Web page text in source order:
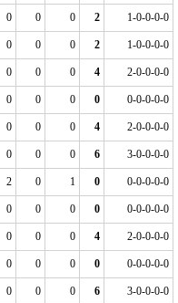
0 0 0 2 1-0-0-0-0
0 0 0 2 1-0-0-0-0
0 0 0 4 2-0-0-0-0
0 0 0 0 0-0-0-0-0
0 0 0 4 2-0-0-0-0
0 0 0 6 3-0-0-0-0
2 0 1 0 0-0-0-0-0
0 0 0 0 0-0-0-0-0
0 0 0 4 2-0-0-0-0
0 0 0 0 0-0-0-0-0
0 0 0 6 3-0-0-0-0